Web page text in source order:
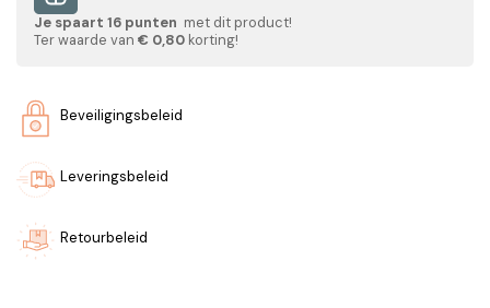
Je spaart 16 punten met dit product!
Ter waarde van € 0,80 korting!
Beveiligingsbeleid
Leveringsbeleid
Retourbeleid